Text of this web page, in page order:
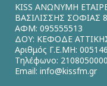
KISS ΑΝΩΝΥΜΗ
ΒΑΣΙΛΙΣΣΗΣ ΣΟΦΙΑΣ
ΑΦΜ: 095555513
ΔΟΥ: ΚΕΦΟΔΕ
Αριθμός Γ.Ε.ΜΗ:
Τηλέφωνο: 2108050000
Email: info@kissfm.gr